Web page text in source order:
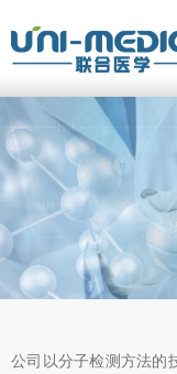
公司以分子检测方法的